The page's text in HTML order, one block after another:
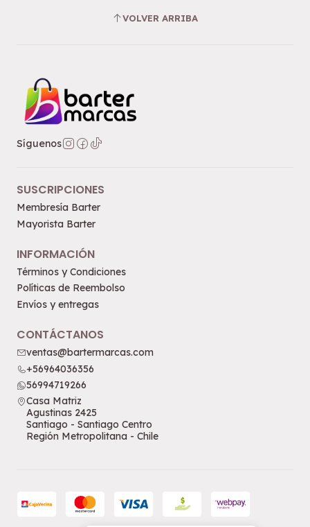
VOLVER ARRIBA
Síguenos
SUSCRIPCIONES
Membresía Barter
Mayorista Barter
INFORMACIÓN
Términos y Condiciones
Políticas de Reembolso
Envíos y entregas
CONTÁCTANOS
ventas@bartermarcas.com
+56964036356
56994719266
Casa Matriz
Agustinas 2425
Santiago - Santiago Centro
Región Metropolitana - Chile